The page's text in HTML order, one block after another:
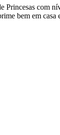
Princesas com
bem em casa